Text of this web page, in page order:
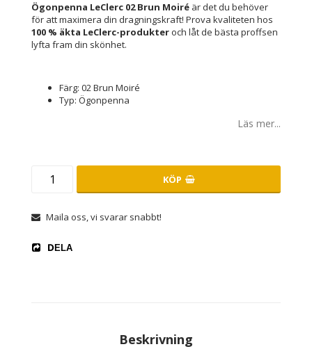
Ögonpenna LeClerc 02 Brun Moiré är det du behöver
för att maximera din dragningskraft! Prova kvaliteten hos
100 % äkta LeClerc-produkter och låt de bästa proffsen
lyfta fram din skönhet.
Färg: 02 Brun Moiré
Typ: Ögonpenna
Läs mer...
KÖP
Maila oss, vi svarar snabbt!
DELA
Beskrivning